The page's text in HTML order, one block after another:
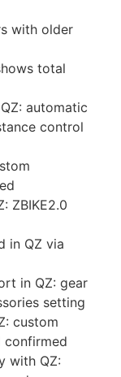
with older
total
automatic
control
ZBIKE2.0
in QZ via
in QZ: gear
setting
custom
confirmed
with QZ: